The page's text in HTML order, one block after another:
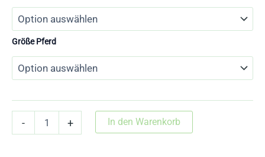
Größe Pferd
- + In den Warenkorb